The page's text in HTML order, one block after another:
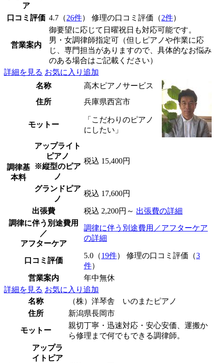
ア
口コミ評価 4.7（26件） 修理の口コミ評価（2件）
営業案内
御要望に応じて日曜祝日も対応可能です。
男・女調律師指定可（但しピアノや作業に応
じ、専門担当がありますので、具体的なお悩み
のある場合はご記載ください）
詳細を見る お気に入り追加
名称
高木ピアノサービス
住所
兵庫県西宮市
モットー
「こだわりのピアノ
にしたい」
調律基
本料
アップライト
ピアノ
※縦型のピア
ノ
税込 15,400円
グランドピア
ノ
税込 17,600円
出張費 税込 2,200円～ 出張費の詳細
調律に伴う別途費用
／
アフターケア
調律に伴う別途費用／アフターケア
の詳細
口コミ評価
5.0（19件） 修理の口コミ評価（3
件）
営業案内
年中無休
詳細を見る お気に入り追加
名称
（株）洋琴舎 いのまたピアノ
住所
新潟県長岡市
モットー
親切丁寧・迅速対応・安心安価、運搬か
ら修理まで何でもできる調律師。
アップラ
イトピア